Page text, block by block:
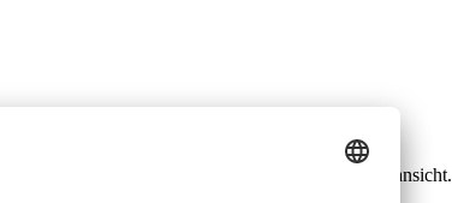
→ Listen/Formulare konfigurieren Sie die Listenansicht.